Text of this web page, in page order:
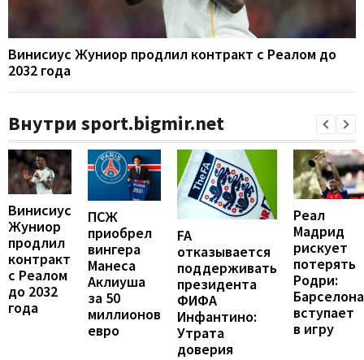
Винисиус Жуниор продлил контракт с Реалом до
2032 года
Внутри sport.bigmir.net
Винисиус
Жуниор
продлил
контракт
с Реалом
до 2032
года
ПСЖ
приобрел
вингера
Манеса
Аклиуша
за 50
миллионов
евро
FA
отказывается
поддерживать
президента
ФИФА
Инфантино:
Утрата
доверия
Реал
Мадрид
рискует
потерять
Родри:
Барселона
вступает
в игру